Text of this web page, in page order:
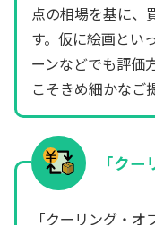
点の相場を基に、
す。仮に絵画とい
ーンなどでも評価
こそきめ細かなご
「ク
「クーリング・